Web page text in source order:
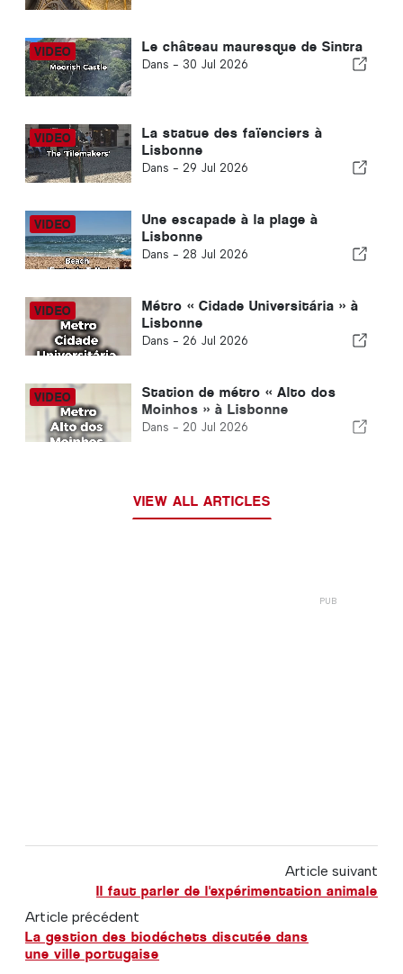
Le château mauresque de Sintra
Dans - 30 Jul 2026
La statue des faïenciers à
Lisbonne
Dans - 29 Jul 2026
Une escapade à la plage à
Lisbonne
Dans - 28 Jul 2026
Métro « Cidade Universitária » à
Lisbonne
Dans - 26 Jul 2026
Station de métro « Alto dos
Moinhos » à Lisbonne
Dans - 20 Jul 2026
VIEW ALL ARTICLES
Article suivant
Il faut parler de l'expérimentation animale
Article précédent
La gestion des biodéchets discutée dans
une ville portugaise